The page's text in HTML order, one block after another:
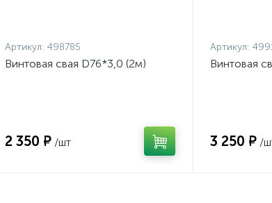
Артикул: 498785
Винтовая свая D76*3,0 (2м)
2 350 ₽ /шт
Артикул:
Винтовая
3 250 ₽ /